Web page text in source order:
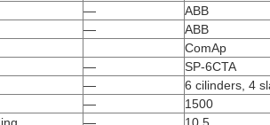
—
ABB
—
ABB
ComAp
—
SP-6CTA
—
6 cilinders, 4
—
1500